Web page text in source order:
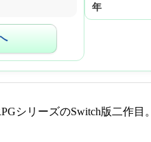
年
シリーズのSwitch版二作目。